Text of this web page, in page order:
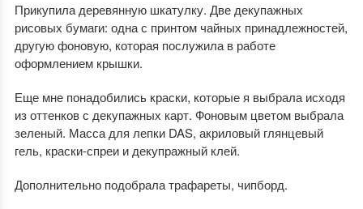
Прикупила деревянную шкатулку. Две декупажных
рисовых бумаги: одна с принтом чайных принадлежностей,
другую фоновую, которая послужила в работе
оформлением крышки.
Еще мне понадобились краски, которые я выбрала исходя
из оттенков с декупажных карт. Фоновым цветом выбрала
зеленый. Масса для лепки DAS, акриловый глянцевый
гель, краски-спреи и декупражный клей.
Дополнительно подобрала трафареты, чипборд.